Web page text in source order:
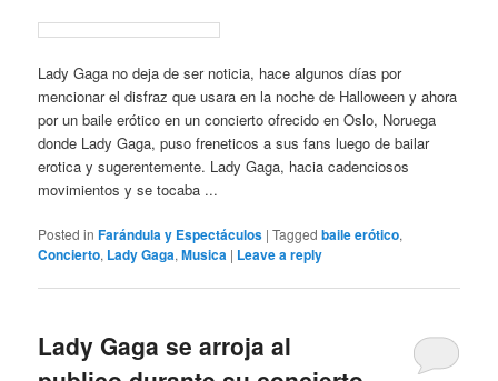
Lady Gaga no deja de ser noticia, hace algunos días por
mencionar el disfraz que usara en la noche de Halloween y ahora
por un baile erótico en un concierto ofrecido en Oslo, Noruega
donde Lady Gaga, puso freneticos a sus fans luego de bailar
erotica y sugerentemente. Lady Gaga, hacia cadenciosos
movimientos y se tocaba ...
Posted in Farándula y Espectáculos |Tagged baile erótico,
Concierto, Lady Gaga,Musica | Leave a reply
Lady Gaga se arroja al